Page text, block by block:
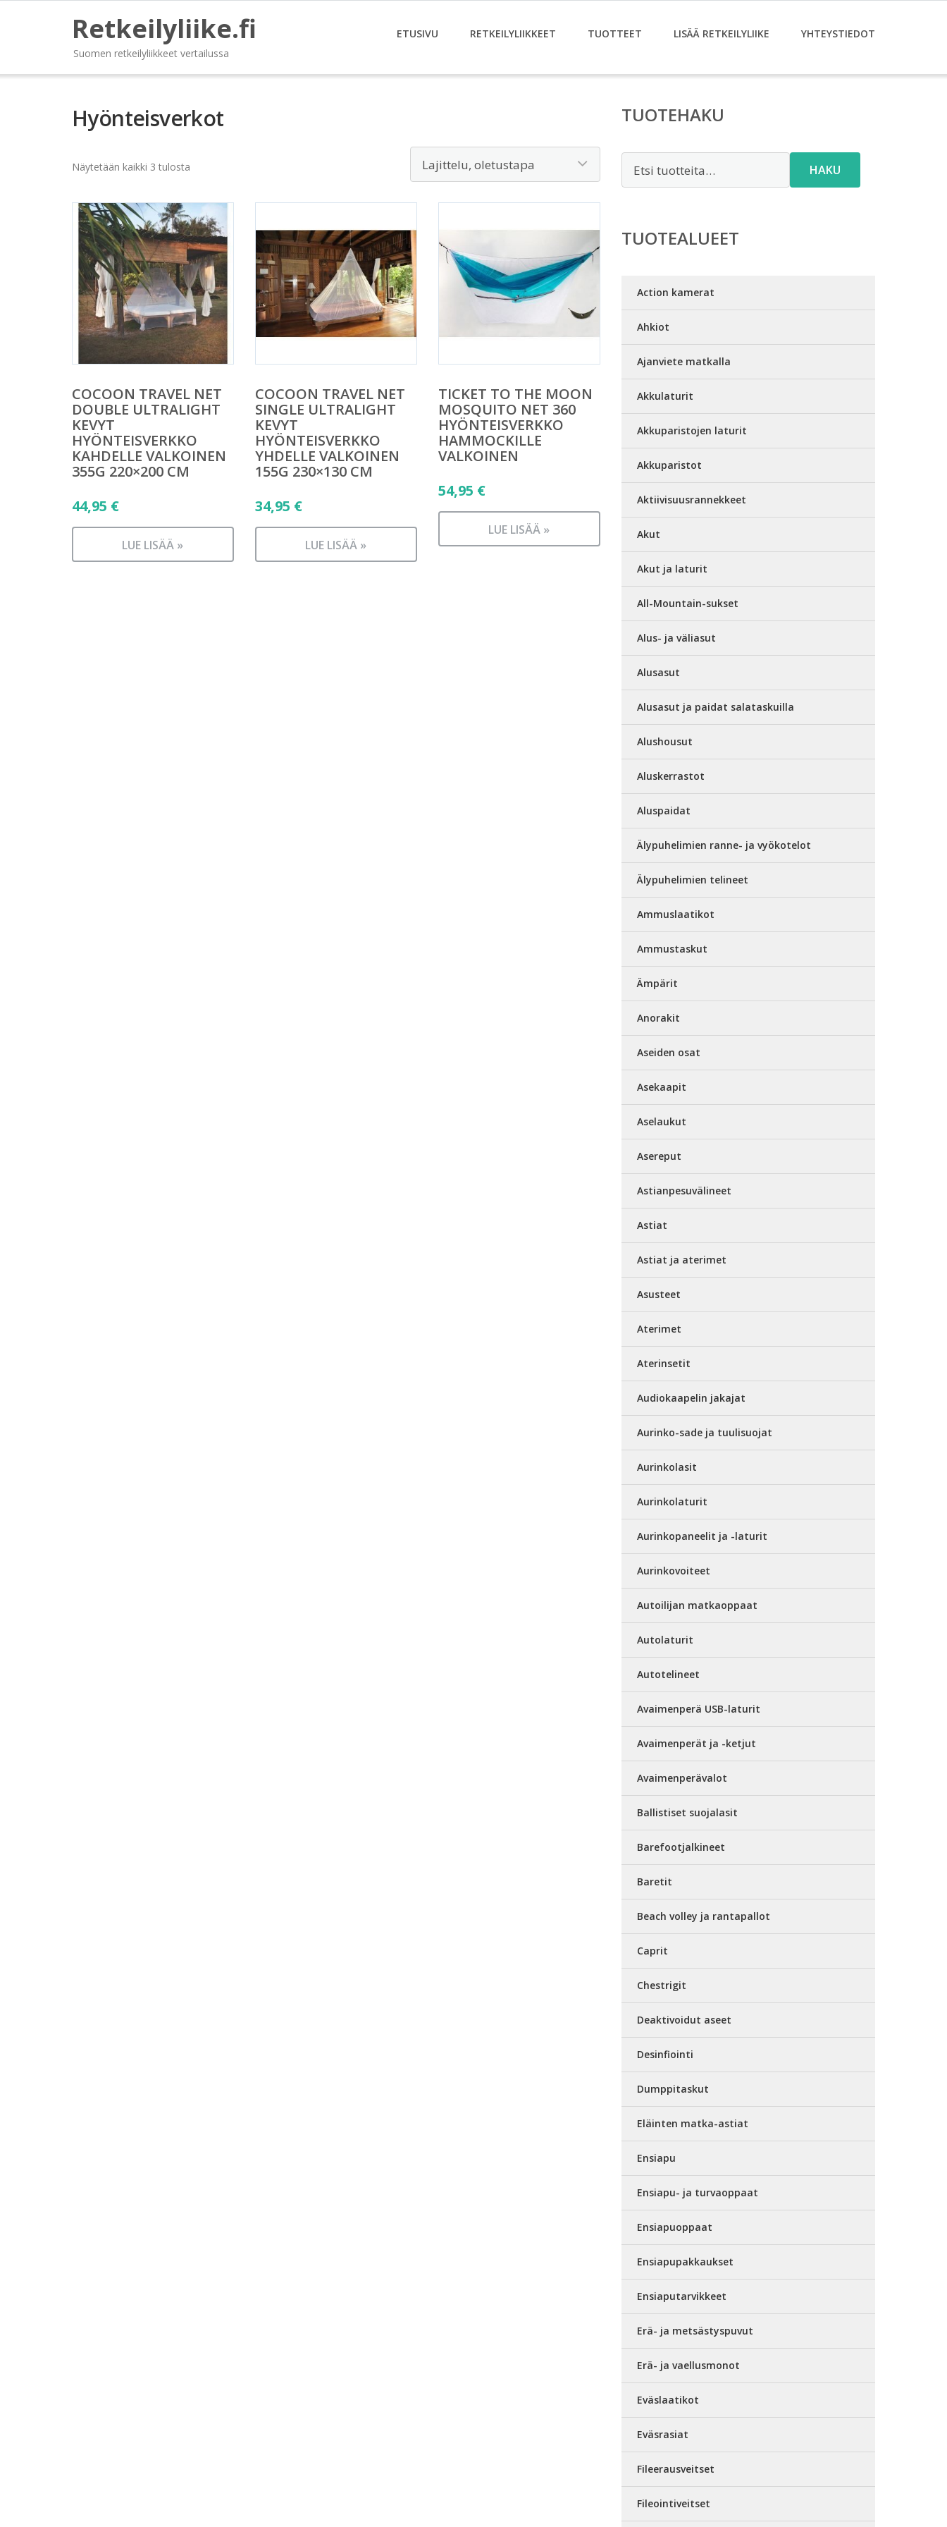
Retkeilyliike.fi
Suomen retkeilyliikkeet vertailussa
ETUSIVU RETKEILYLIIKKEET TUOTTEET LISÄÄ RETKEILYLIIKE YHTEYSTIEDOT
Hyönteisverkot
Näytetään kaikki 3 tulosta
COCOON TRAVEL NET
DOUBLE ULTRALIGHT
KEVYT
HYÖNTEISVERKKO
KAHDELLE VALKOINEN
355G 220×200 CM
44,95 €
LUE LISÄÄ »
COCOON TRAVEL NET
SINGLE ULTRALIGHT
KEVYT
HYÖNTEISVERKKO
YHDELLE VALKOINEN
155G 230×130 CM
34,95 €
LUE LISÄÄ »
TICKET TO THE MOON
MOSQUITO NET 360
HYÖNTEISVERKKO
HAMMOCKILLE
VALKOINEN
54,95 €
LUE LISÄÄ »
TUOTEHAKU
HAKU
TUOTEALUEET
Action kamerat
Ahkiot
Ajanviete matkalla
Akkulaturit
Akkuparistojen laturit
Akkuparistot
Aktiivisuusrannekkeet
Akut
Akut ja laturit
All-Mountain-sukset
Alus- ja väliasut
Alusasut
Alusasut ja paidat salataskuilla
Alushousut
Aluskerrastot
Aluspaidat
Älypuhelimien ranne- ja vyökotelot
Älypuhelimien telineet
Ammuslaatikot
Ammustaskut
Ämpärit
Anorakit
Aseiden osat
Asekaapit
Aselaukut
Asereput
Astianpesuvälineet
Astiat
Astiat ja aterimet
Asusteet
Aterimet
Aterinsetit
Audiokaapelin jakajat
Aurinko-sade ja tuulisuojat
Aurinkolasit
Aurinkolaturit
Aurinkopaneelit ja -laturit
Aurinkovoiteet
Autoilijan matkaoppaat
Autolaturit
Autotelineet
Avaimenperä USB-laturit
Avaimenperät ja -ketjut
Avaimenperävalot
Ballistiset suojalasit
Barefootjalkineet
Baretit
Beach volley ja rantapallot
Caprit
Chestrigit
Deaktivoidut aseet
Desinfiointi
Dumppitaskut
Eläinten matka-astiat
Ensiapu
Ensiapu- ja turvaoppaat
Ensiapuoppaat
Ensiapupakkaukset
Ensiaputarvikkeet
Erä- ja metsästyspuvut
Erä- ja vaellusmonot
Eväslaatikot
Eväsrasiat
Fileerausveitset
Fileointiveitset